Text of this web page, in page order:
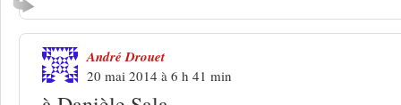
André Drouet
20 mai 2014 à 6 h 41 min